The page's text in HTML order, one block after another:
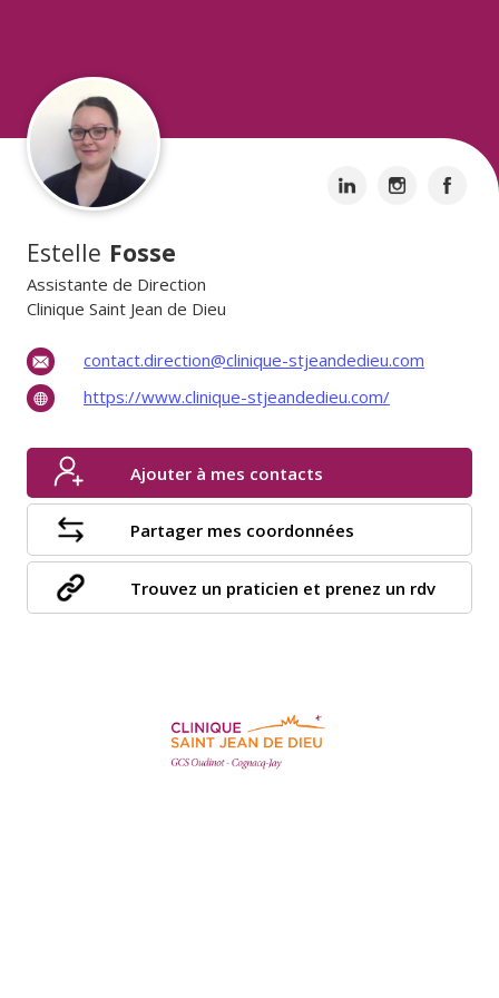
Estelle Fosse
Assistante de Direction
Clinique Saint Jean de Dieu
contact.direction@clinique-stjeandedieu.com
https://www.clinique-stjeandedieu.com/
Ajouter à mes contacts
Partager mes coordonnées
Trouvez un praticien et prenez un rdv